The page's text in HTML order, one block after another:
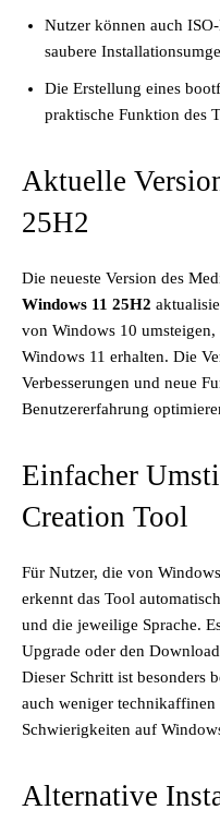
Nutzer können auch
saubere
Die Erstellung eines
praktische Funktion des
Aktuelle
25H2
Die neueste Version des
Windows 11 25H2
von Windows 10
Windows 11 erhalten. Die
Verbesserungen und neue
Benutzererfahrung
Einfacher
Creation Tool
Für Nutzer, die von
erkennt das Tool
und die jeweilige Sprache.
Upgrade oder den
Dieser Schritt ist besonders
auch weniger
Schwierigkeiten auf
Alternative